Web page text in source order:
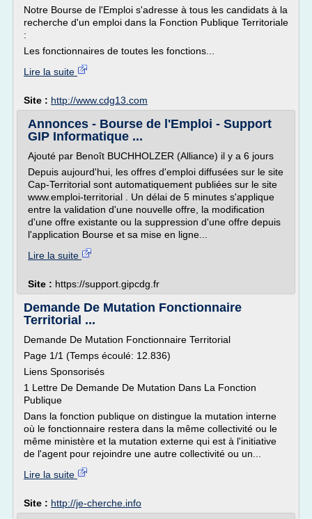
Notre Bourse de l'Emploi s'adresse à tous les candidats à la
recherche d'un emploi dans la Fonction Publique Territoriale
:
Les fonctionnaires de toutes les fonctions...
Lire la suite
Site : http://www.cdg13.com
Annonces - Bourse de l'Emploi - Support
GIP Informatique ...
Ajouté par Benoît BUCHHOLZER (Alliance) il y a 6 jours
Depuis aujourd'hui, les offres d'emploi diffusées sur le site
Cap-Territorial sont automatiquement publiées sur le site
www.emploi-territorial . Un délai de 5 minutes s'applique
entre la validation d'une nouvelle offre, la modification
d'une offre existante ou la suppression d'une offre depuis
l'application Bourse et sa mise en ligne...
Lire la suite
Site : https://support.gipcdg.fr
Demande De Mutation Fonctionnaire
Territorial ...
Demande De Mutation Fonctionnaire Territorial
Page 1/1 (Temps écoulé: 12.836)
Liens Sponsorisés
1 Lettre De Demande De Mutation Dans La Fonction
Publique
Dans la fonction publique on distingue la mutation interne
où le fonctionnaire restera dans la même collectivité ou le
même ministère et la mutation externe qui est à l'initiative
de l'agent pour rejoindre une autre collectivité ou un...
Lire la suite
Site : http://je-cherche.info